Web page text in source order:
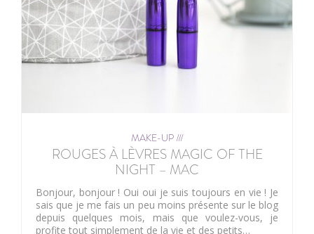
MAKE-UP ///
ROUGES À LÈVRES MAGIC OF THE
NIGHT – MAC
Bonjour, bonjour ! Oui oui je suis toujours en vie ! Je
sais que je me fais un peu moins présente sur le blog
depuis quelques mois, mais que voulez-vous, je
profite tout simplement de la vie et des petits…